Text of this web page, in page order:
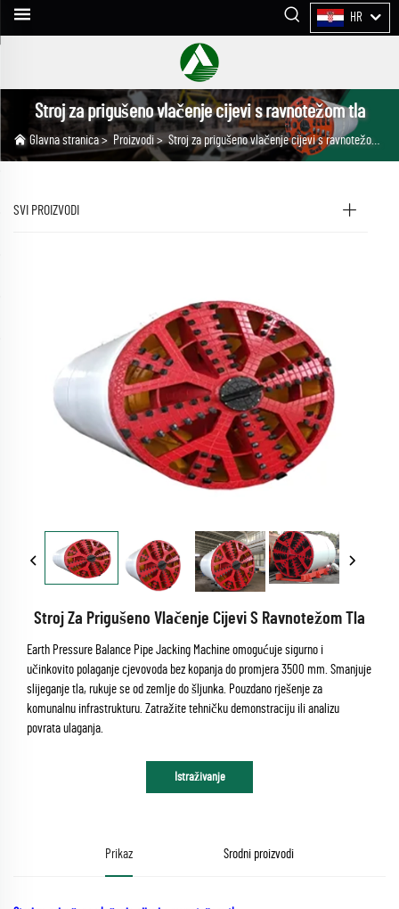
HR
Stroj za prigušeno vlačenje cijevi s ravnotežom tla
Glavna stranica> Proizvodi >Stroj za prigušeno vlačenje cijevi s ravnotežom tla
SVI PROIZVODI
Stroj Za Prigušeno Vlačenje Cijevi S Ravnotežom Tla
Earth Pressure Balance Pipe Jacking Machine omogućuje sigurno i
učinkovito polaganje cjevovoda bez kopanja do promjera 3500 mm. Smanjuje
slijeganje tla, rukuje se od zemlje do šljunka. Pouzdano rješenje za
komunalnu infrastrukturu. Zatražite tehničku demonstraciju ili analizu
povrata ulaganja.
Istraživanje
Prikaz Srodni proizvodi